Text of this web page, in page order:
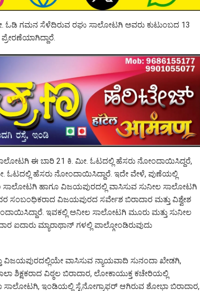
ಮೀ. ಓಡಿ ಗಮನ ಸೆಳೆದಿರುವ ರಘು ಸಾಲೋಟಗಿ ಅವರು ಕುಟುಂಬದ 13
ಈ ಬಾರಿ 21 ಕಿ. ಮೀ. ಓಟದಲ್ಲಿ ಹೆಸರು ನೋಂದಾಯಿಸಿದ್ದರೆ,
ಓಟದಲ್ಲಿ ಹೆಸರು ನೋಂದಾಯಿಸಿದ್ದಾರೆ. ಇದೇ ವೇಳೆ, ಪುಣೆಯಲ್ಲಿ
ಹಾಗೂ ವಿಜಯಪುರದಲ್ಲಿ ವಾಸಿಸುವ ಸುನೀಲ ಸಾಲೋಟಗಿ
ಸಂಬಂಧಿಕರಾದ ವಿಜಯಪುರದ ಸರ್ವೇಶ ಬಿರಾದಾರ ಮತ್ತು ವಿಶ್ವೇಶ
ಇವಕಲ್ಲಿ ಅನೀಲ ಸಾಲೋಟಗಿ ಮೂರು ಮತ್ತು ಸುನೀಲ
ಐದಾರು ಮ್ಯಾರಾಥಾನ್ ಗಳಲ್ಲಿ ಪಾಲ್ಗೋಂಡಿರುವುದು
ವಿಜಯಪುರದಲ್ಲಿಯೇ ವಾಸಿಸುವ ನ್ಯಾಯವಾದಿ ಸುನಂದಾ ಖೇಡಗಿ,
ಶಿಕ್ಷಕರಾದ ವಿಠ್ಠಲ ಬಿರಾದಾರ, ಲೋಕಾಯುಕ್ತ ಕಚೇರಿಯಲ್ಲಿ
ಸಾಲೋಟಗಿ, ಇಂಡಿಯಲ್ಲಿ ಸ್ಟೆನೋಗ್ರಾಫರ್ ಆಗಿರುವ ಶೋಭಾ ಬಿರಾದಾರ,